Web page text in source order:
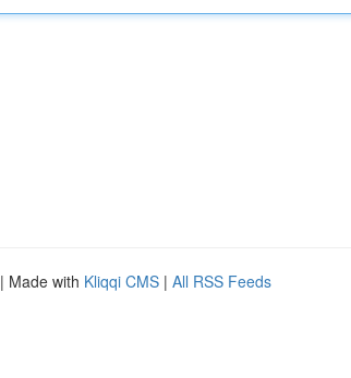
| Made with Kliqqi CMS | All RSS Feeds